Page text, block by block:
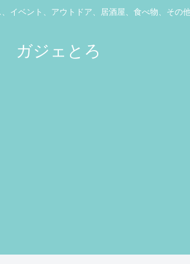
イベント、アウトドア、居酒屋、食べ物、その
ガジェとろ